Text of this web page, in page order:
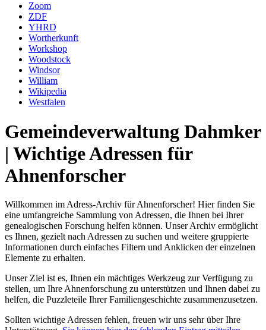
Zoom
ZDF
YHRD
Wortherkunft
Workshop
Woodstock
Windsor
William
Wikipedia
Westfalen
Gemeindeverwaltung Dahmker
| Wichtige Adressen für
Ahnenforscher
Willkommen im Adress-Archiv für Ahnenforscher! Hier finden Sie
eine umfangreiche Sammlung von Adressen, die Ihnen bei Ihrer
genealogischen Forschung helfen können. Unser Archiv ermöglicht
es Ihnen, gezielt nach Adressen zu suchen und weitere gruppierte
Informationen durch einfaches Filtern und Anklicken der einzelnen
Elemente zu erhalten.
Unser Ziel ist es, Ihnen ein mächtiges Werkzeug zur Verfügung zu
stellen, um Ihre Ahnenforschung zu unterstützen und Ihnen dabei zu
helfen, die Puzzleteile Ihrer Familiengeschichte zusammenzusetzen.
Sollten wichtige Adressen fehlen, freuen wir uns sehr über Ihre